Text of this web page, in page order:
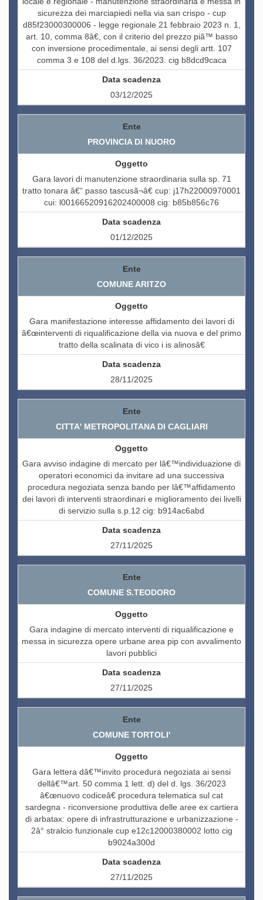
sicurezza dei marciapiedi nella via san crispo - cup
d85f23000300006 - legge regionale 21 febbraio 2023 n. 1,
art. 10, comma 8â€, con il criterio del prezzo piã™ basso
con inversione procedimentale, ai sensi degli artt. 107
comma 3 e 108 del d.lgs. 36/2023. cig b8dcd9caca
03/12/2025
PROVINCIA DI NUORO
Gara lavori di manutenzione straordinaria sulla sp. 71
tratto tonara â€“ passo tascusã¬â€ cup: j17h22000970001
cui: l00166520916202400008 cig: b85b856c76
01/12/2025
COMUNE ARITZO
Gara manifestazione interesse affidamento dei lavori di
â€œinterventi di riqualificazione della via nuova e del primo
tratto della scalinata di vico i is alinosâ€
28/11/2025
CITTA' METROPOLITANA DI CAGLIARI
Gara avviso indagine di mercato per lâ€™individuazione di
operatori economici da invitare ad una successiva
procedura negoziata senza bando per lâ€™affidamento
dei lavori di interventi straordinari e miglioramento dei livelli
di servizio sulla s.p.12 cig: b914ac6abd
27/11/2025
COMUNE S.TEODORO
Gara indagine di mercato interventi di riqualificazione e
messa in sicurezza opere urbane area pip con avvalimento
lavori pubblici
27/11/2025
COMUNE TORTOLI'
Gara lettera dâ€™invito procedura negoziata ai sensi
dellâ€™art. 50 comma 1 lett. d) del d. lgs. 36/2023
â€œnuovo codiceâ€ procedura telematica sul cat
sardegna - riconversione produttiva delle aree ex cartiera
di arbatax: opere di infrastrutturazione e urbanizzazione -
2â° stralcio funzionale cup e12c12000380002 lotto cig
b9024a300d
27/11/2025